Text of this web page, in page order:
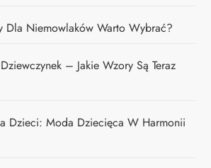
Dla Niemowlaków Warto Wybrać?
– Jakie Wzory Są Teraz
Dzieci: Moda Dziecięca W Harmonii